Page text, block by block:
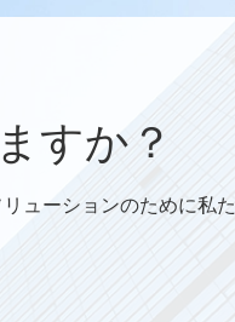
すか？
ューションのために私